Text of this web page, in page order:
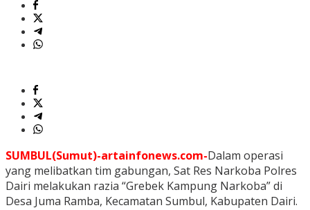
SUMBUL(Sumut)-artainfonews.com-Dalam operasi
yang melibatkan tim gabungan, Sat Res Narkoba Polres
Dairi melakukan razia “Grebek Kampung Narkoba” di
Desa Juma Ramba, Kecamatan Sumbul, Kabupaten Dairi.